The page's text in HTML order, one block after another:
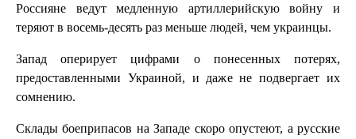
Россияне ведут медленную артиллерийскую войну и
теряют в восемь-десять раз меньше людей, чем украинцы.
Запад оперирует цифрами о понесенных потерях,
предоставленными Украиной, и даже не подвергает их
сомнению.
Склады боеприпасов на Западе скоро опустеют, а русские